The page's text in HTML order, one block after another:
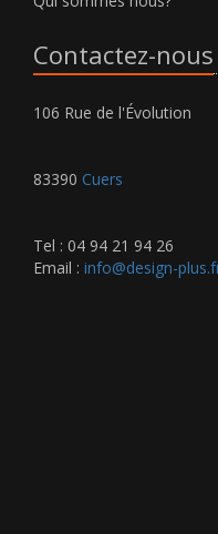
Contactez-nous
106 Rue de l'Évolution
83390 Cuers
Tel : 04 94 21 94 26
Email : info@design-